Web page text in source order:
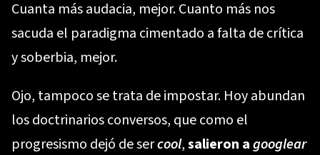
Cuanta más audacia, mejor. Cuanto más nos
sacuda el paradigma cimentado a falta de crítica
y soberbia, mejor.
Ojo, tampoco se trata de impostar. Hoy abundan
los doctrinarios conversos, que como el
progresismo dejó de sercool,salieron agooglear